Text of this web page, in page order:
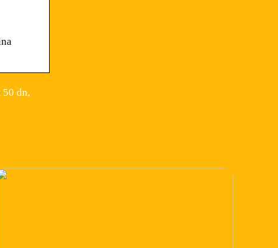
50 dn,